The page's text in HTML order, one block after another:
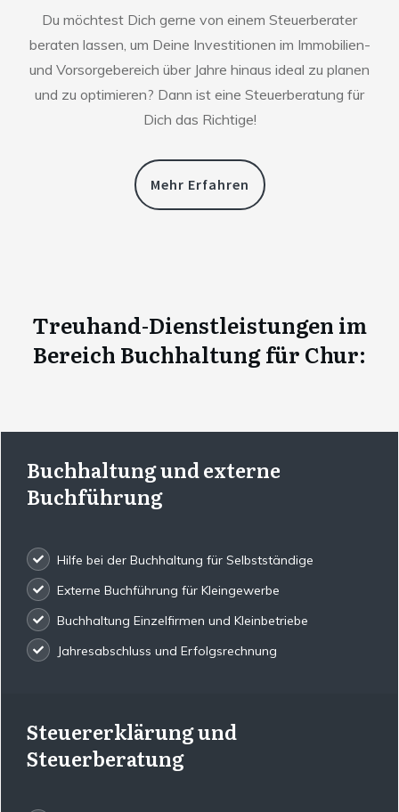
Du möchtest Dich gerne von einem Steuerberater
beraten lassen, um Deine Investitionen im Immobilien-
und Vorsorgebereich über Jahre hinaus ideal zu planen
und zu optimieren? Dann ist eine Steuerberatung für
Dich das Richtige!
Mehr Erfahren
Treuhand-Dienstleistungen im
Bereich Buchhaltung für Chur:
Buchhaltung und externe
Buchführung
Hilfe bei der Buchhaltung für Selbstständige
Externe Buchführung für Kleingewerbe
Buchhaltung Einzelfirmen und Kleinbetriebe
Jahresabschluss und Erfolgsrechnung
Steuererklärung und
Steuerberatung